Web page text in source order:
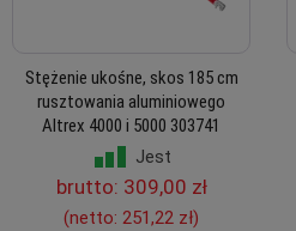
Stężenie ukośne, skos 185 cm
rusztowania aluminiowego
Altrex 4000 i 5000 303741
Jest
brutto: 309,00 zł
(netto: 251,22 zł)